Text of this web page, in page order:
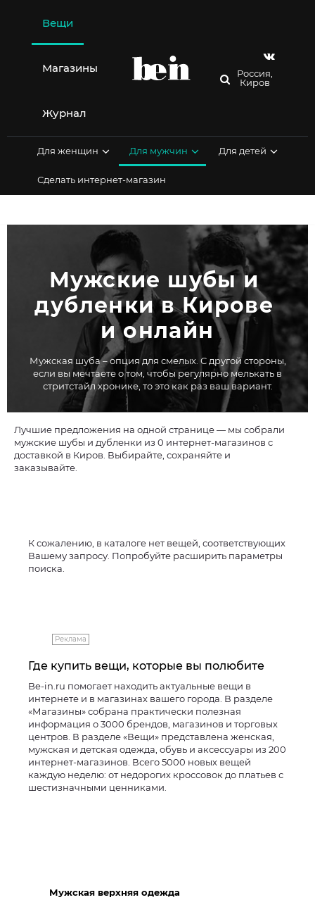
содержимому
Вещи
Магазины
Журнал
Россия,
Киров
Для женщин Для мужчин Для детей
Сделать интернет-магазин
Мужские шубы и
дубленки в Кирове
и онлайн
Мужская шуба – опция для смелых. С другой стороны,
если вы мечтаете о том, чтобы регулярно мелькать в
стритстайл хронике, то это как раз ваш вариант.
Лучшие предложения на одной странице — мы собрали
мужские шубы и дубленки из 0 интернет-магазинов с
доставкой в Киров. Выбирайте, сохраняйте и
заказывайте.
К сожалению, в каталоге нет вещей, соответствующих
Вашему запросу. Попробуйте расширить параметры
поиска.
Реклама
Где купить вещи, которые вы полюбите
Be-in.ru помогает находить актуальные вещи в
интернете и в магазинах вашего города. В разделе
«Магазины» собрана практически полезная
информация о 3000 брендов, магазинов и торговых
центров. В разделе «Вещи» представлена женская,
мужская и детская одежда, обувь и аксессуары из 200
интернет-магазинов. Всего 5000 новых вещей
каждую неделю: от недорогих кроссовок до платьев с
шестизначными ценниками.
Мужская верхняя одежда